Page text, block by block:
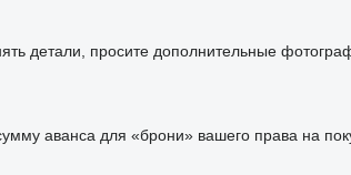
детали, просите дополнительные
аванса для «брони» вашего права на